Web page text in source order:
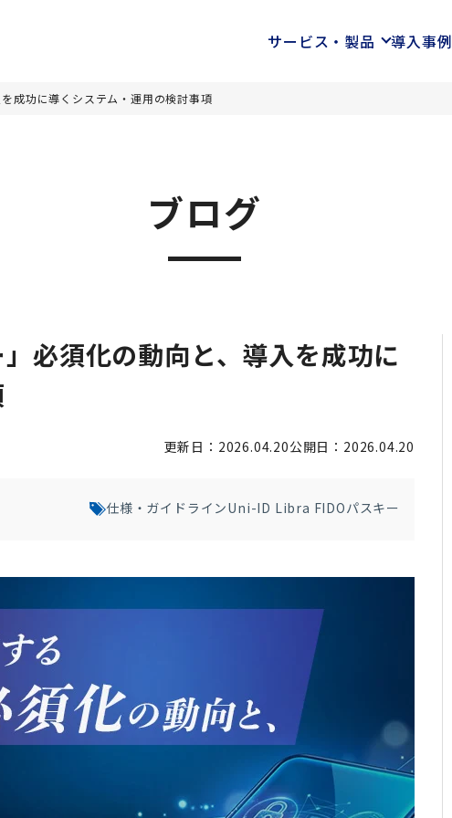
サービス・製品 導入事例
成功に導くシステム・運用の検討事項
ブログ
必須化の動向と、導入を成功に
更新日：2026.04.20公開日：2026.04.20
仕様・ガイドラインUni-ID Libra FIDOパスキー